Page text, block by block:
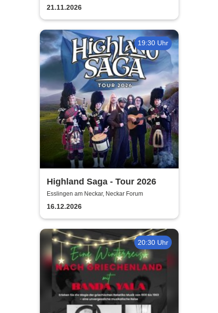
21.11.2026
19:30 Uhr
Highland Saga - Tour 2026
Esslingen am Neckar, Neckar Forum
16.12.2026
20:30 Uhr